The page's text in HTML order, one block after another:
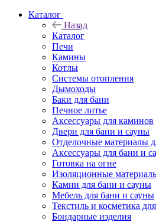
Каталог
Назад
Каталог
Печи
Камины
Котлы
Системы отопления
Дымоходы
Баки для бани
Печное литье
Аксессуары для каминов
Двери для бани и сауны
Отделочные материалы
Аксессуары для бани и
Готовка на огне
Изоляционные
Камни для бани и сауны
Мебель для бани и сауны
Текстиль и косметика
Бондарные изделия